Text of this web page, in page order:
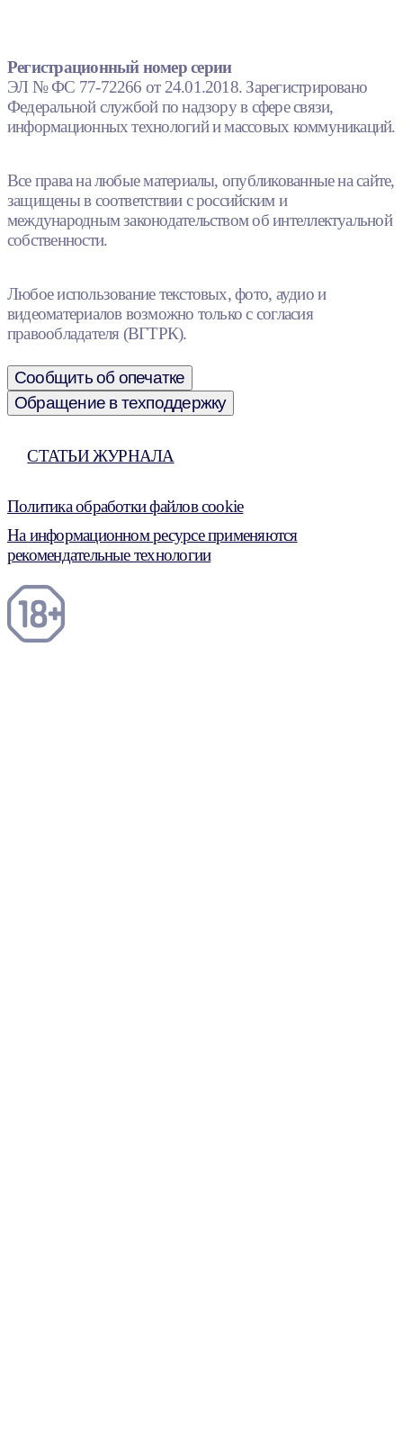
Регистрационный номер серии
ЭЛ № ФС 77-72266 от 24.01.2018. Зарегистрировано
Федеральной службой по надзору в сфере связи,
информационных технологий и массовых коммуникаций.
Все права на любые материалы, опубликованные на сайте,
защищены в соответствии с российским и
международным законодательством об интеллектуальной
собственности.
Любое использование текстовых, фото, аудио и
видеоматериалов возможно только с согласия
правообладателя (ВГТРК).
Сообщить об опечатке
Обращение в техподдержку
СТАТЬИ ЖУРНАЛА
Политика обработки файлов cookie
На информационном ресурсе применяются
рекомендательные технологии